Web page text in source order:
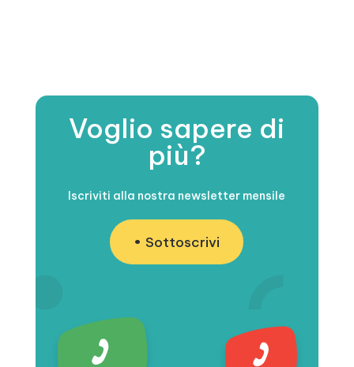
Voglio sapere di
più?
Iscriviti alla nostra newsletter mensile
Sottoscrivi